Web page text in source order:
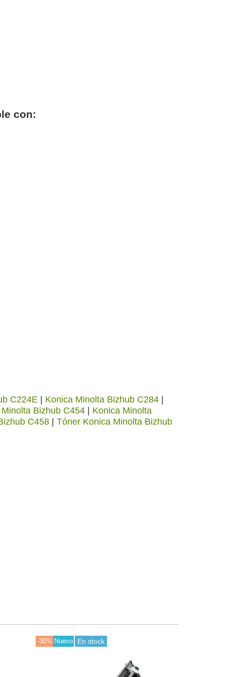
con:
C224E Konica Minolta Bizhub C284
Bizhub C454
Konica Minolta
C458
Tóner Konica Minolta Bizhub
-30% Nuevo En stock